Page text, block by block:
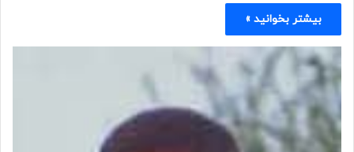
بیشتر بخوانید »